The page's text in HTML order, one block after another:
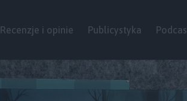
Recenzje i opinie Publicystyka